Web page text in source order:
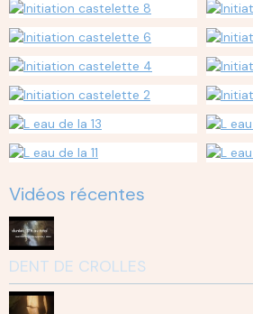
Vidéos récentes
DENT DE CROLLES